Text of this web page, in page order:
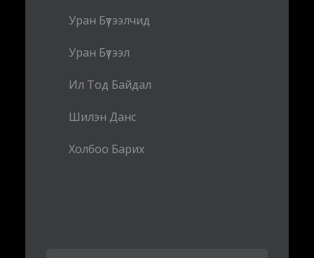
Уран Бүтээлчид
Уран Бүтээл
Ил Тод Байдал
Шилэн Данс
Холбоо Барих